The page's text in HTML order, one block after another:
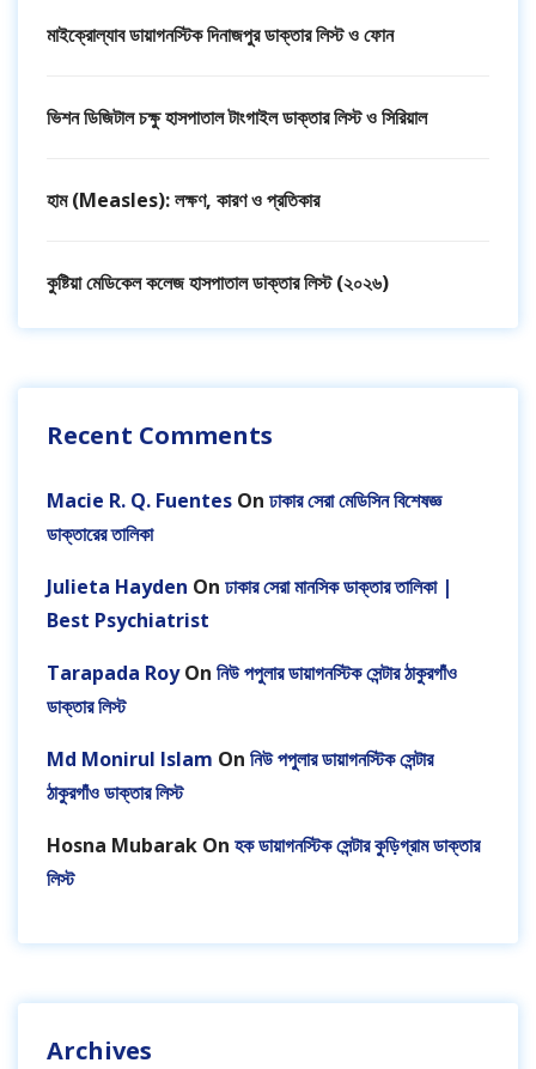
মাইক্রোল্যাব ডায়াগনস্টিক দিনাজপুর ডাক্তার লিস্ট ও ফোন
ভিশন ডিজিটাল চক্ষু হাসপাতাল টাংগাইল ডাক্তার লিস্ট ও সিরিয়াল
হাম (Measles): লক্ষণ, কারণ ও প্রতিকার
কুষ্টিয়া মেডিকেল কলেজ হাসপাতাল ডাক্তার লিস্ট (২০২৬)
Recent Comments
Macie R. Q. Fuentes On ঢাকার সেরা মেডিসিন বিশেষজ্ঞ
ডাক্তারের তালিকা
Julieta Hayden On ঢাকার সেরা মানসিক ডাক্তার তালিকা |
Best Psychiatrist
Tarapada RoyOn নিউ পপুলার ডায়াগনস্টিক সেন্টার ঠাকুরগাঁও
ডাক্তার লিস্ট
Md Monirul Islam On নিউ পপুলার ডায়াগনস্টিক সেন্টার
ঠাকুরগাঁও ডাক্তার লিস্ট
Hosna Mubarak On হক ডায়াগনস্টিক সেন্টার কুড়িগ্রাম ডাক্তার
লিস্ট
Archives